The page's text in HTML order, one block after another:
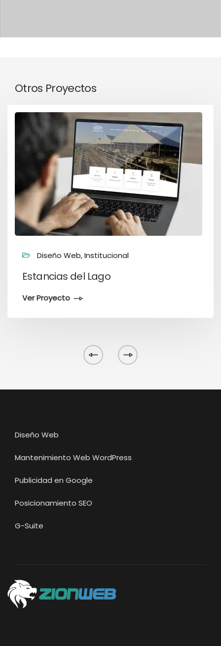
Otros Proyectos
Diseño Web, Institucional
Estancias del Lago
Ver Proyecto
Diseño Web
Mantenimiento Web WordPress
Publicidad en Google
Posicionamiento SEO
G-Suite